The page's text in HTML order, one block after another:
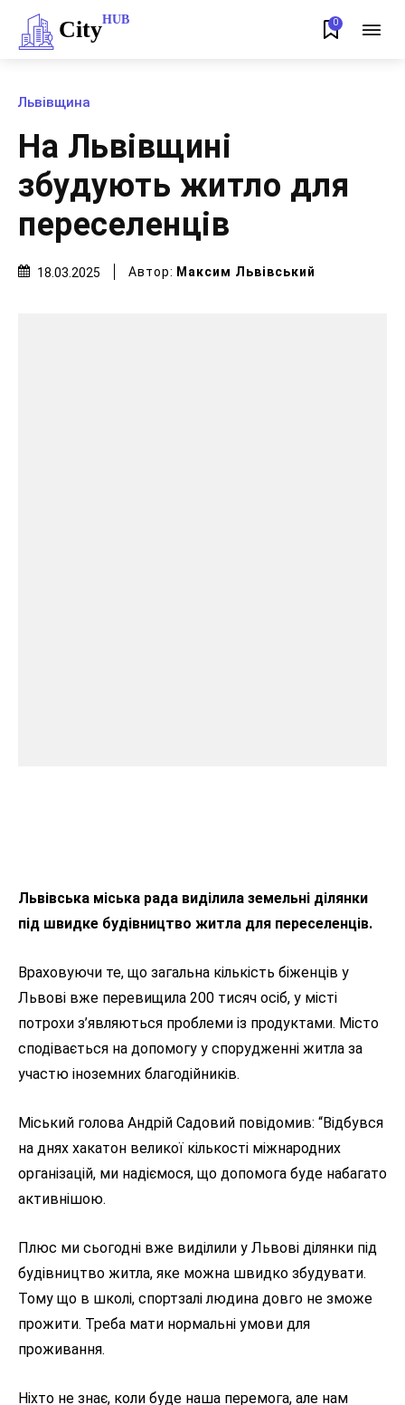
CityHUB 0
Львівщина
На Львівщині
збудують житло для
переселенців
18.03.2025 Автор: Максим Львівський
Львівська міська рада виділила земельні ділянки
під швидке будівництво житла для переселенців.
Враховуючи те, що загальна кількість біженців у
Львові вже перевищила 200 тисяч осіб, у місті
потрохи з’являються проблеми із продуктами. Місто
сподівається на допомогу у спорудженні житла за
участю іноземних благодійників.
Міський голова Андрій Садовий повідомив: “Відбувся
на днях хакатон великої кількості міжнародних
організацій, ми надіємося, що допомога буде набагато
активнішою.
Плюс ми сьогодні вже виділили у Львові ділянки під
будівництво житла, яке можна швидко збудувати.
Тому що в школі, спортзалі людина довго не зможе
прожити. Треба мати нормальні умови для
проживання.
Ніхто не знає, коли буде наша перемога, але нам